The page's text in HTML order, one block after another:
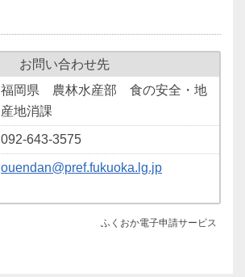
お問い合わせ先
福岡県 農林水産部 食の安全・地
産地消課
092-643-3575
ouendan@pref.fukuoka.lg.jp
ふくおか電子申請サービス